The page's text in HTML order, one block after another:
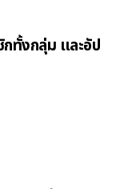
ทั้งกลุ่ม และอัป